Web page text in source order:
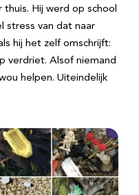
Hij werd op school
stress van dat naar
hij het zelf omschrijft:
verdriet. Alsof niemand
helpen. Uiteindelijk